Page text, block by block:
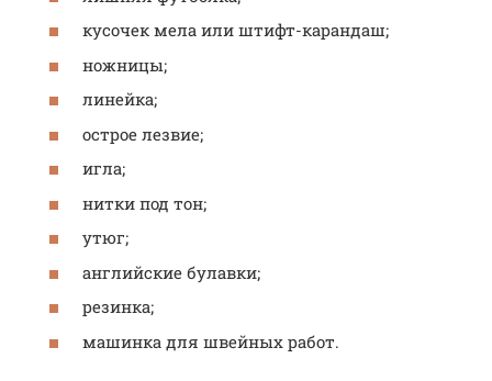
кусочек мела или штифт-карандаш;
ножницы;
линейка;
острое лезвие;
игла;
нитки под тон;
утюг;
английские булавки;
резинка;
машинка для швейных работ.